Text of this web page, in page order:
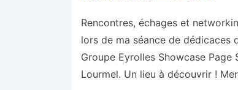
Rencontres, échages et
lors de ma séance de dédicaces
Groupe Eyrolles Showcase Page
Lourmel. Un lieu à découvrir !